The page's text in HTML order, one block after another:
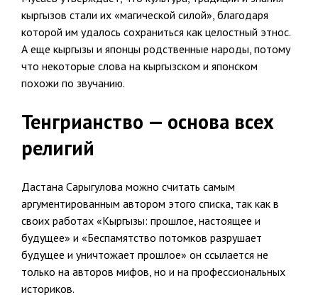
кыргызов стали их «магической силой», благодаря
которой им удалось сохраниться как целостный этнос.
А еще кыргызы и японцы родственные народы, потому
что некоторые слова на кыргызском и японском
похожи по звучанию.
Тенгрианство — основа всех
религий
Дастана Сарыгулова можно считать самым
аргументированным автором этого списка, так как в
своих работах «Кыргызы: прошлое, настоящее и
будущее» и «Беспамятство потомков разрушает
будущее и уничтожает прошлое» он ссылается не
только на авторов мифов, но и на профессиональных
историков.